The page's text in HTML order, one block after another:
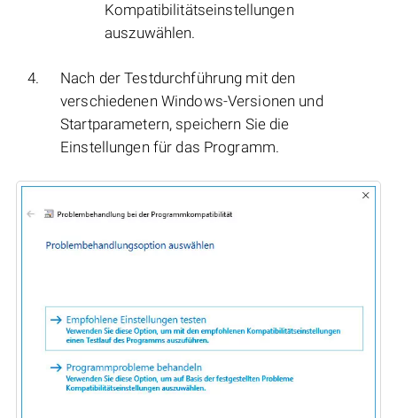
Kompatibilitätseinstellungen
auszuwählen.
Nach der Testdurchführung mit den
verschiedenen Windows-Versionen und
Startparametern, speichern Sie die
Einstellungen für das Programm.